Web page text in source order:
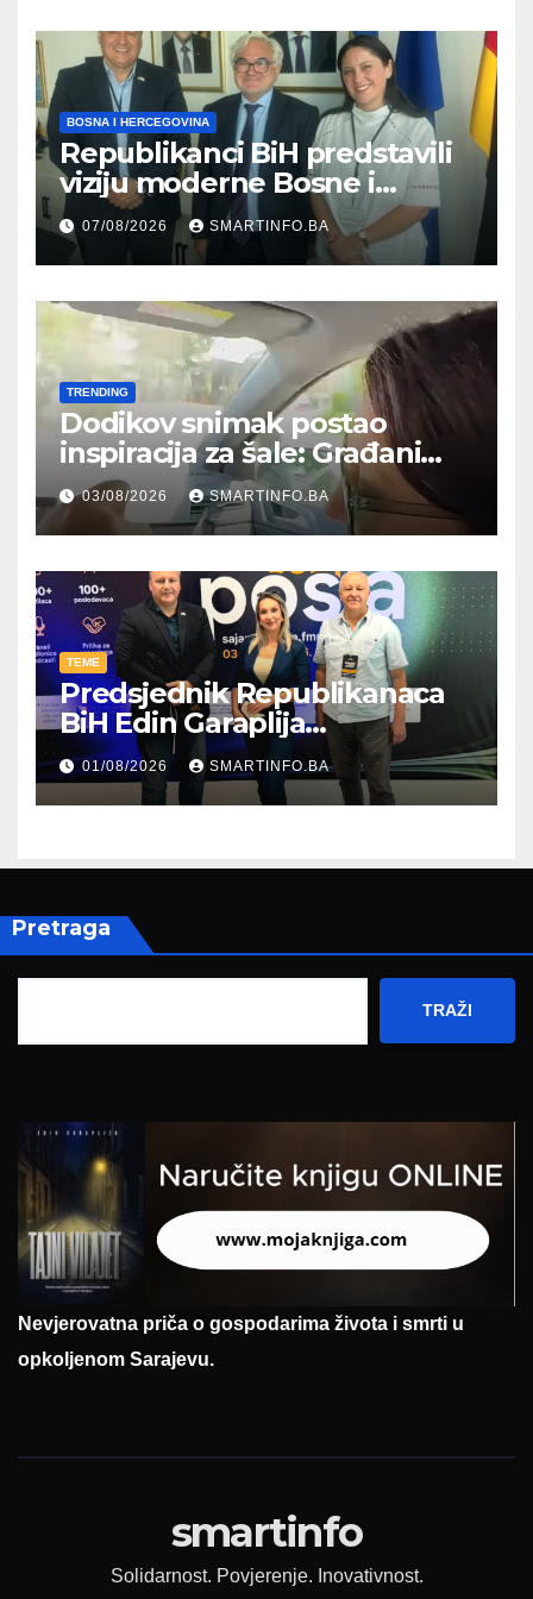
BOSNA I HERCEGOVINA
Republikanci BiH predstavili
viziju moderne Bosne i
Hercegovine ambasadoru
Njemačke
07/08/2026 SMARTINFO.BA
TRENDING
Dodikov snimak postao
inspiracija za šale: Građani
kroz parodiju poslali poruku
03/08/2026 SMARTINFO.BA
TEME
Predsjednik Republikanaca
BiH Edin Garaplija
prisustvovao prezentaciji
Federalnog sajma
zapošljavanja
01/08/2026 SMARTINFO.BA
Pretraga
TRAŽI
Nevjerovatna priča o gospodarima života i smrti u
opkoljenom Sarajevu.
smartinfo
Solidarnost. Povjerenje. Inovativnost.